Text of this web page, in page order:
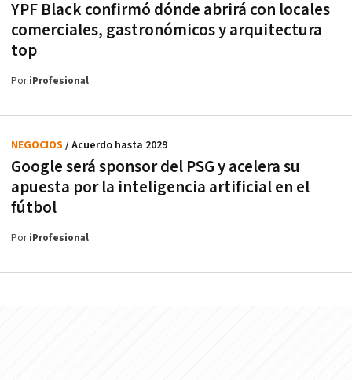
YPF Black confirmó dónde abrirá con locales
comerciales, gastronómicos y arquitectura
top
PoriProfesional
Google será sponsor del PSG y acelera su
apuesta por la inteligencia artificial en el
fútbol
NEGOCIOS / Acuerdo hasta 2029
PoriProfesional